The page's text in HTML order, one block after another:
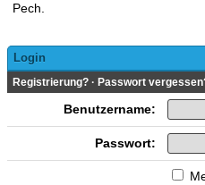
Pech.
Login
Registrierung? · Passwort
Benutzername:
Passwort: